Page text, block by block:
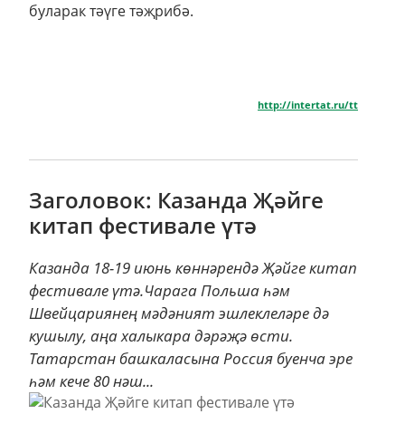
буларак тәүге тәҗрибә.
http://intertat.ru/tt
Заголовок: Казанда Җәйге
китап фестивале үтә
Казанда 18-19 июнь көннәрендә Җәйге китап
фестивале үтә.Чарага Польша һәм
Швейцариянең мәдәният эшлеклеләре дә
кушылу, аңа халыкара дәрәҗә өсти.
Татарстан башкаласына Россия буенча эре
һәм кече 80 нәш...